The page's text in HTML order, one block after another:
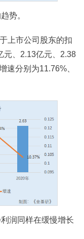
势。
上市公司股东的扣
元、2.13亿元、2.38
速分别为11.76%、
润同样在缓慢增长